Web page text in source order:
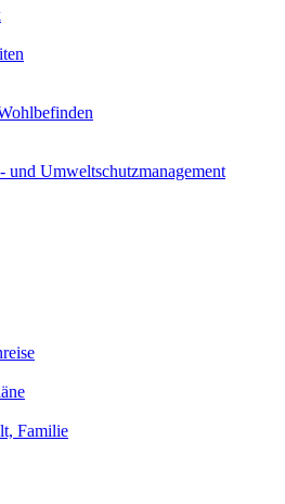
und Umweltschutzmanagement
Familie